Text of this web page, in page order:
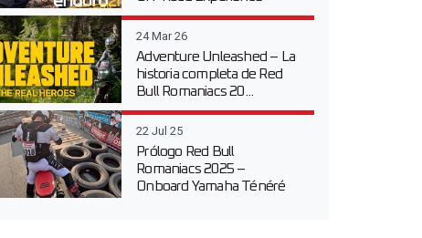
24 Mar 26
Adventure Unleashed – La
historia completa de Red
Bull Romaniacs 20...
22 Jul 25
Prólogo Red Bull
Romaniacs 2025 –
Onboard Yamaha Ténéré